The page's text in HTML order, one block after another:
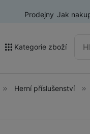
Prodejny Jak
Kategorie zboží
Herní příslušenství